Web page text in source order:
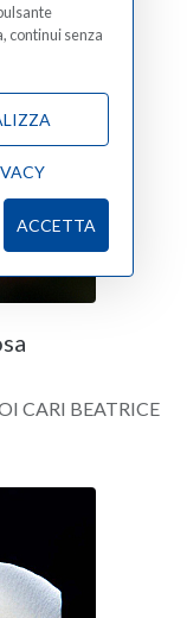
CARI BEATRICE
continui senza
ACCETTA